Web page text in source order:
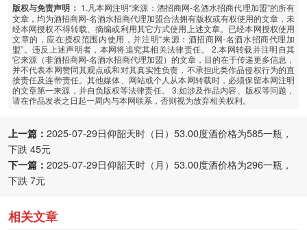
版权与免责声明： 1.凡本网注明“来源：酒招商网-名酒水招商代理加盟”的所有
文章，均为酒招商网-名酒水招商代理加盟合法拥有版权或有权使用的文章，未
经本网授权不得转载、摘编或利用其它方式使用上述文章。已经本网授权使用
文章的，应在授权范围内使用，并注明“来源：酒招商网-名酒水招商代理加
盟”。违反上述声明者，本网将追究其相关法律责任。 2.本网转载并注明自其
它来源（非酒招商网-名酒水招商代理加盟）的文章，目的在于传递更多信息，
并不代表本网赞同其观点或和对其真实性负责，不承担此类作品侵权行为的直
接责任及连带责任。其他媒体、网站或个人从本网转载时，必须保留本网注明
的文章第一来源，并自负版权等法律责任。 3.如涉及作品内容、版权等问题，
请在作品发表之日起一周内与本网联系，否则视为放弃相关权利。
上一篇： 2025-07-29日仰韶天时（日）53.00度酒价格为585一瓶，
下跌 45元
下一篇： 2025-07-29日仰韶天时（月）53.00度酒价格为296一瓶，
下跌 7元
相关文章